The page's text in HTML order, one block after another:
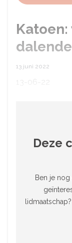
13 juni 2022
Deze
Ben je